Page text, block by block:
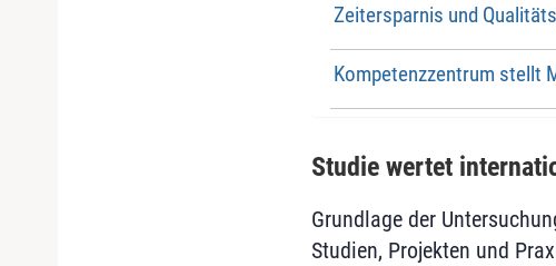
Zeitersparnis und
Kompetenzzentrum stellt
Studie wertet
Grundlage der
Studien, Projekten und